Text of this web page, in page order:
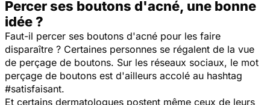
Percer ses boutons d'acné, une bonne
idée ?
Faut-il percer ses boutons d'acné pour les faire
disparaître ? Certaines personnes se régalent de la vue
de perçage de boutons. Sur les réseaux sociaux, le mot
perçage de boutons est d'ailleurs accolé au hashtag
#satisfaisant.
Et certains dermatologues postent même ceux de leurs